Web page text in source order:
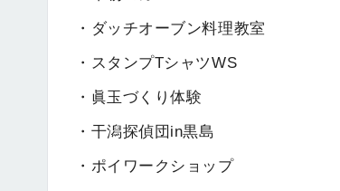
・ダッチオーブン料理教室
・スタンプTシャツWS
・眞玉づくり体験
・干潟探偵団in黒島
・ポイワークショップ